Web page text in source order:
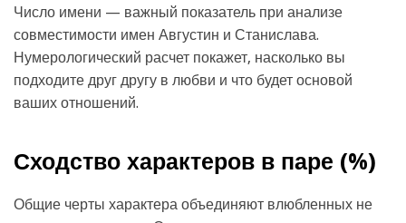
Число имени — важный показатель при анализе
совместимости имен Августин и Станислава.
Нумерологический расчет покажет, насколько вы
подходите друг другу в любви и что будет основой
ваших отношений.
Сходство характеров в паре (%)
Общие черты характера объединяют влюбленных не